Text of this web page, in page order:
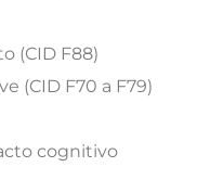
(CID F88)
(CID F70 a F79)
cognitivo